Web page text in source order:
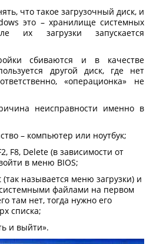
что такое загрузочный диск, и
это – хранилище системных
их загрузки запускается
сбиваются и в качестве
другой диск, где нет
«операционка» не
неисправности именно в
– компьютер или ноутбук;
F8, Delete (в зависимости от
в меню BIOS;
называется меню загрузки) и
системными файлами на первом
там нет, тогда нужно его
списка;
и выйти».